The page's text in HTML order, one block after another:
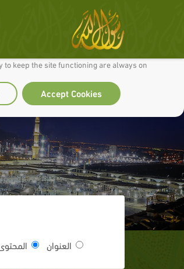
for you and so we can continually improve it.
keep the site functioning are always on
Accept Cookies
العنوان